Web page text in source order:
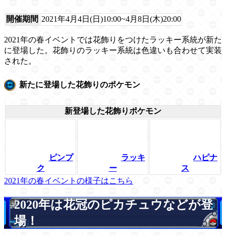
開催期間 2021年4月4日(日)10:00~4月8日(木)20:00
2021年の春イベントでは花飾りをつけたラッキー系統が新た
に登場した。花飾りのラッキー系統は色違いも合わせて実装
された。
新たに登場した花飾りのポケモン
新登場した花飾りポケモン
ピンプ
ク
ラッキ
ー
ハピナ
ス
2021年の春イベントの様子はこちら
2020年は花冠のピカチュウなどが登
場！